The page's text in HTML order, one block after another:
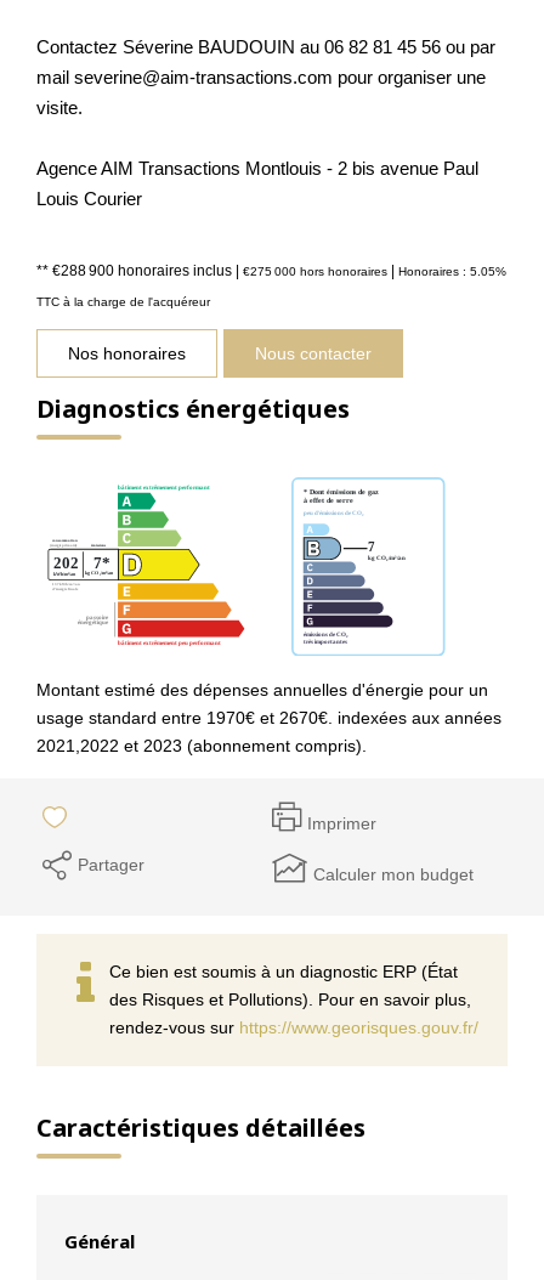
Contactez Séverine BAUDOUIN au 06 82 81 45 56 ou par
mail severine@aim-transactions.com pour organiser une
visite.
Agence AIM Transactions Montlouis - 2 bis avenue Paul
Louis Courier
** €288 900 honoraires inclus | €275 000 hors honoraires | Honoraires : 5.05%
TTC à la charge de l'acquéreur
Nos honoraires Nous contacter
Diagnostics énergétiques
Montant estimé des dépenses annuelles d'énergie pour un
usage standard entre 1970€ et 2670€. indexées aux années
2021,2022 et 2023 (abonnement compris).
Imprimer
Partager Calculer mon budget
Ce bien est soumis à un diagnostic ERP (État
des Risques et Pollutions). Pour en savoir plus,
rendez-vous sur https://www.georisques.gouv.fr/
Caractéristiques détaillées
Général